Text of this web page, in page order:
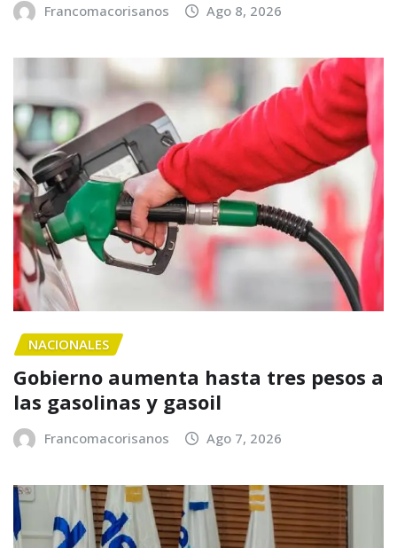
Francomacorisanos Ago 8, 2026
NACIONALES
Gobierno aumenta hasta tres pesos a
las gasolinas y gasoil
Francomacorisanos Ago 7, 2026